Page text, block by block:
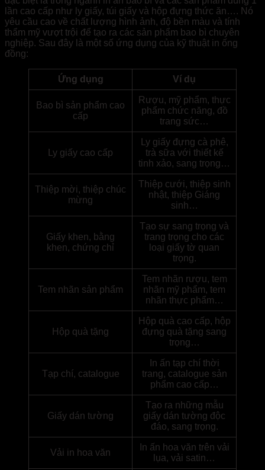
lần cao cấp như ly giấy, túi giấy và hộp đựng thức ăn…. Nó
yêu cầu cao về chất lượng hình ảnh, độ bền màu và tính
thẩm mỹ vượt trội để tạo ra các sản phẩm bao bì chuyên
nghiệp. Sau đây là một số ứng dụng của kỹ thuật in ống
đồng:
Ứng dụng Ví dụ
Bao bì sản phẩm cao
cấp
Rượu, mỹ phẩm, thực
phẩm chức năng, đồ
trang sức…
Ly giấy cao cấp
Ly giấy đựng cà phê,
trà sữa với thiết kế
tinh xảo, sang trọng…
Thiệp mời, thiệp chúc
mừng
Thiệp cưới, thiệp sinh
nhật, thiệp Giáng
sinh…
Giấy khen, bằng
khen, chứng chỉ
Tạo sự sang trọng và
trang trọng cho các
loại giấy tờ quan
trọng.
Tem nhãn sản phẩm
Tem nhãn rượu, tem
nhãn mỹ phẩm, tem
nhãn thực phẩm…
Hộp quà tặng
Hộp quà cao cấp, hộp
đựng quà tặng sang
trọng…
Tạp chí, catalogue
In ấn tạp chí thời
trang, catalogue sản
phẩm cao cấp…
Giấy dán tường
Tạo ra những mẫu
giấy dán tường độc
đáo, sang trọng.
Vải in hoa văn
In ấn hoa văn trên vải
lụa, vải satin…